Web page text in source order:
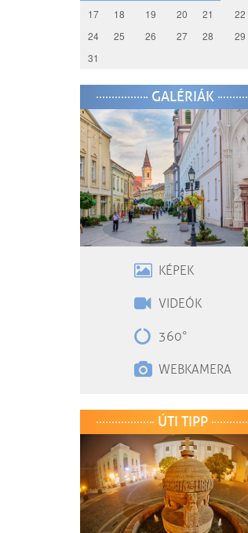
17
18 19 20 21 22
24
25 26 27 28 29
31
GALÉRIÁK
KÉPEK
VIDEÓK
360°
WEBKAMERA
ÚTI TIPP